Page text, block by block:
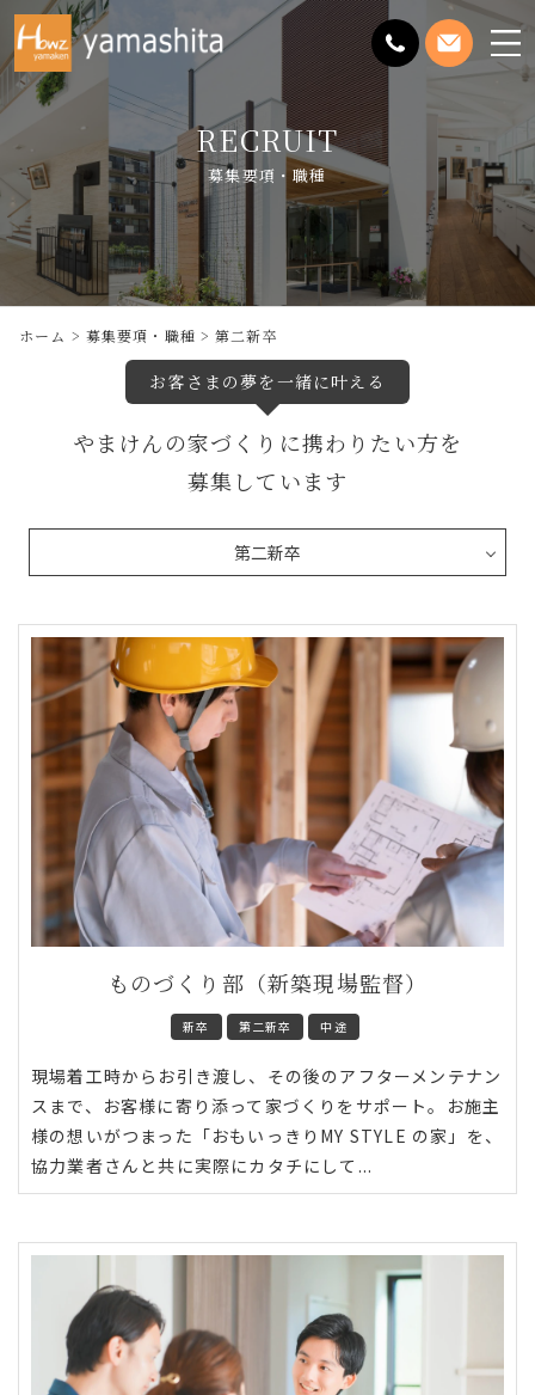
メ
ニ
ー
を
開
く
RECRUIT
募集要項・職種
ホーム 募集要項・職種 第二新卒
お客さまの夢を一緒に叶える
やまけんの家づくりに携わりたい方を
募集しています
ものづくり部（新築現場監督）
新卒 第二新卒 中途
現場着工時からお引き渡し、その後のアフターメンテナン
スまで、お客様に寄り添って家づくりをサポート。お施主
様の想いがつまった「おもいっきりMY STYLE の家」を、
協力業者さんと共に実際にカタチにして...